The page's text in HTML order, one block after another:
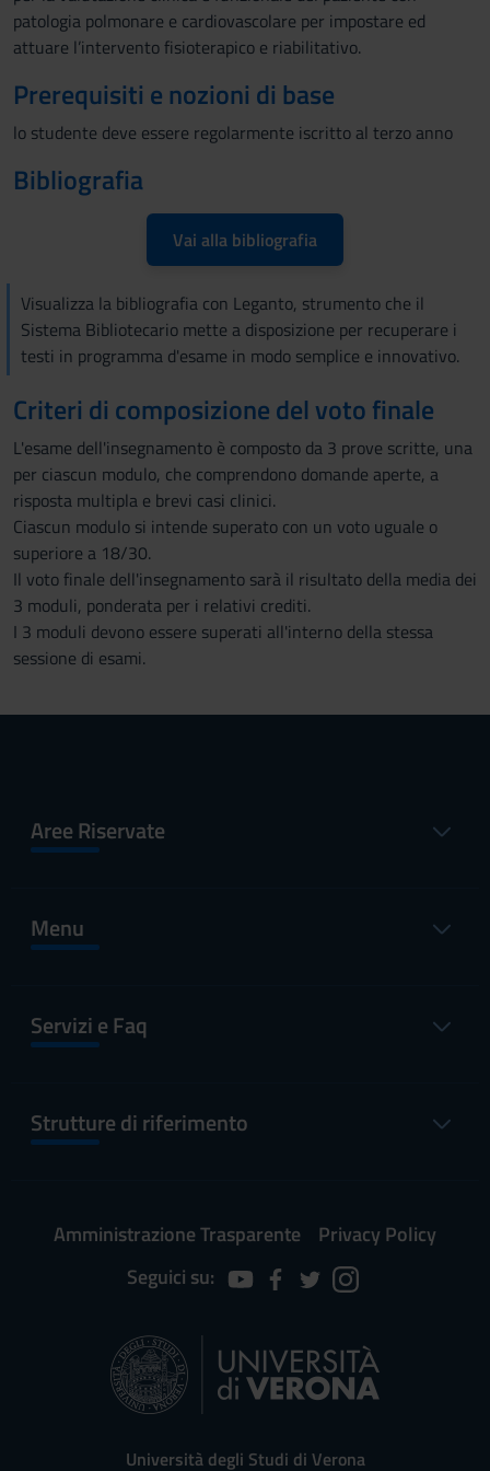
patologia polmonare e cardiovascolare per impostare ed
attuare l’intervento fisioterapico e riabilitativo.
Prerequisiti e nozioni di base
lo studente deve essere regolarmente iscritto al terzo anno
Bibliografia
Vai alla bibliografia
Visualizza la bibliografia con Leganto, strumento che il
Sistema Bibliotecario mette a disposizione per recuperare i
testi in programma d'esame in modo semplice e innovativo.
Criteri di composizione del voto finale
L'esame dell'insegnamento è composto da 3 prove scritte, una
per ciascun modulo, che comprendono domande aperte, a
risposta multipla e brevi casi clinici.
Ciascun modulo si intende superato con un voto uguale o
superiore a 18/30.
Il voto finale dell'insegnamento sarà il risultato della media dei
3 moduli, ponderata per i relativi crediti.
I 3 moduli devono essere superati all'interno della stessa
sessione di esami.
Aree Riservate
Menu
Servizi e Faq
Strutture di riferimento
Amministrazione Trasparente
Privacy Policy
Seguici su:
Università degli Studi di Verona